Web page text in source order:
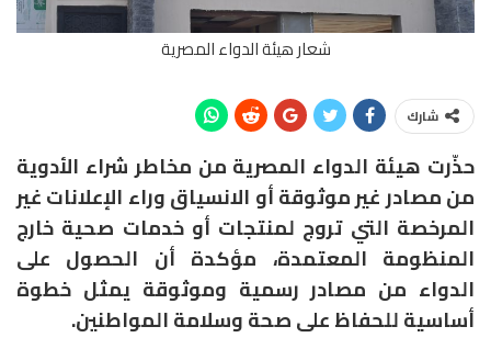
شعار هيئة الدواء المصرية
شارك
حذّرت هيئة الدواء المصرية من مخاطر شراء الأدوية
من مصادر غير موثوقة أو الانسياق وراء الإعلانات غير
المرخصة التي تروج لمنتجات أو خدمات صحية خارج
المنظومة المعتمدة، مؤكدة أن الحصول على
الدواء من مصادر رسمية وموثوقة يمثل خطوة
أساسية للحفاظ على صحة وسلامة المواطنين.